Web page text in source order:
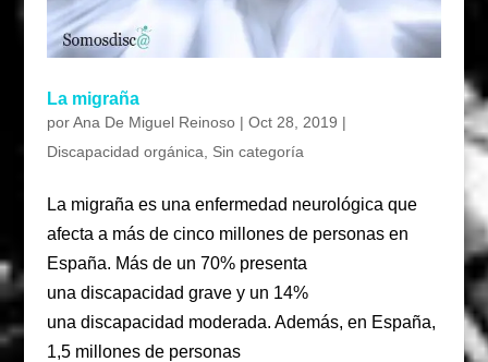
La migraña
porAna De Miguel Reinoso| Oct 28, 2019 |
Discapacidad orgánica
Sin categoría
La migraña es una enfermedad neurológica que
afecta a más de cinco millones de personas en
España. Más de un 70% presenta
una discapacidad grave y un 14%
una discapacidad moderada. Además, en España,
1,5 millones de personas